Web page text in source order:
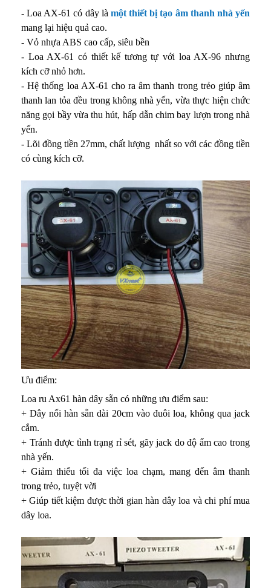
- Loa AX-61 có dây là một thiết bị tạo âm thanh nhà yến
mang lại hiệu quả cao.
- Vỏ nhựa ABS cao cấp, siêu bền
- Loa AX-61 có thiết kế tương tự với loa AX-96 nhưng
kích cỡ nhỏ hơn.
- Hệ thống loa AX-61 cho ra âm thanh trong trẻo giúp âm
thanh lan tỏa đều trong không nhà yến, vừa thực hiện chức
năng gọi bầy vừa thu hút, hấp dẫn chim bay lượn trong nhà
yến.
- Lõi đồng tiền 27mm, chất lượng nhất so với các đồng tiền
có cùng kích cỡ.
Ưu điểm:
Loa ru Ax61 hàn dây sẵn có những ưu điểm sau:
+ Dây nối hàn sẵn dài 20cm vào đuôi loa, không qua jack
cắm.
+ Tránh được tình trạng rỉ sét, gãy jack do độ ẩm cao trong
nhà yến.
+ Giảm thiểu tối đa việc loa chạm, mang đến âm thanh
trong trẻo, tuyệt vời
+ Giúp tiết kiệm được thời gian hàn dây loa và chi phí mua
dây loa.